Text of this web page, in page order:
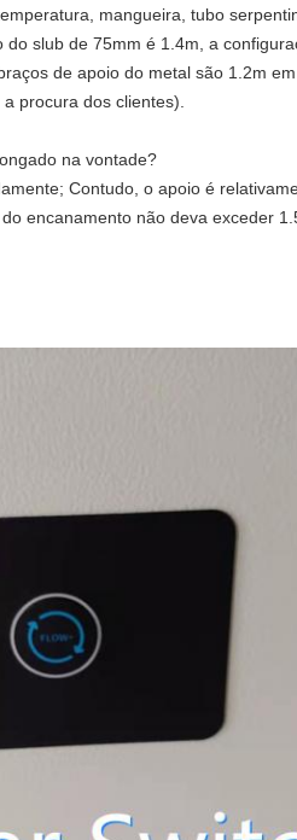
mangueira, tubo
slub de 75mm é 1.4m, a
de apoio do metal são 1.2m
procura dos clientes).
na vontade?
Contudo, o apoio é
encanamento não deva exceder